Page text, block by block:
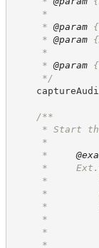
*
* @param
* @param
*
* @param
*/
/**
* Start the
*
*
*
*
*
*
*
*
*